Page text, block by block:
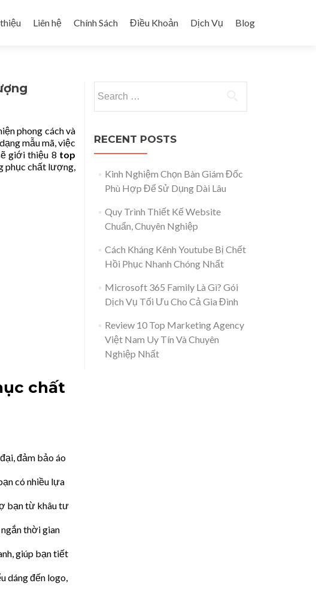
Liên hệ Chính Sách Điều Khoản Dịch Vụ Blog
phong cách và
mẫu mã, việc
giới thiệu 8 top
phục chất lượng,
chất
đảm bảo áo
có nhiều lựa
bạn từ khâu tư
thời gian
giúp bạn tiết
dáng đến logo,
RECENT POSTS
Kinh Nghiệm Chọn Bàn Giám Đốc
Phù Hợp Để Sử Dụng Dài Lâu
Quy Trình Thiết Kế Website
Chuẩn, Chuyên Nghiệp
Cách Kháng Kênh Youtube Bị Chết
Hồi Phục Nhanh Chóng Nhất
Microsoft 365 Family Là Gì? Gói
Dịch Vụ Tối Ưu Cho Cả Gia Đình
Review 10 Top Marketing Agency
Việt Nam Uy Tín Và Chuyên
Nghiệp Nhất